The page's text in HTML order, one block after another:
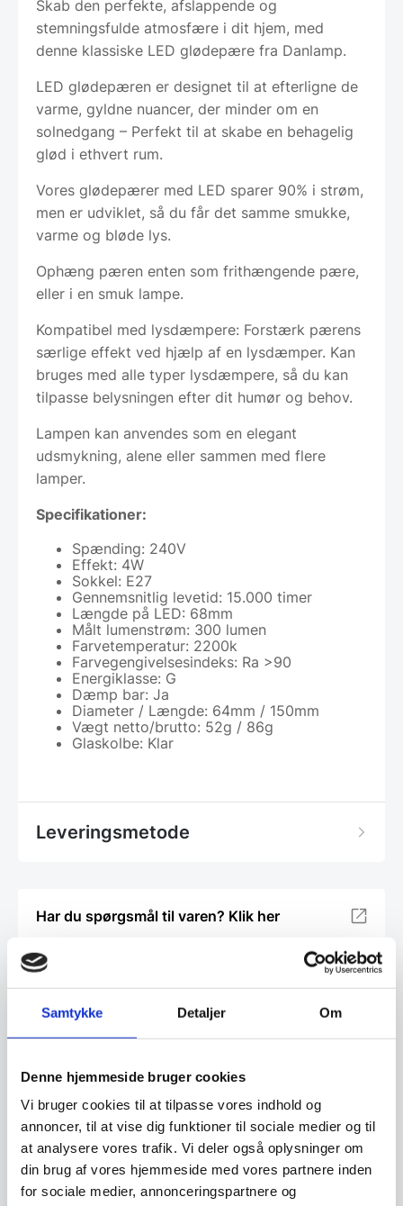
Samtykke Detaljer Om
Denne hjemmeside bruger cookies
Vi bruger cookies til at tilpasse vores indhold og
annoncer, til at vise dig funktioner til sociale medier og til
at analysere vores trafik. Vi deler også oplysninger om
din brug af vores hjemmeside med vores partnere inden
for sociale medier, annonceringspartnere og
Skab den perfekte, afslappende og
stemningsfulde atmosfære i dit hjem, med
denne klassiske LED glødepære fra Danlamp.
LED glødepæren er designet til at efterligne de
varme, gyldne nuancer, der minder om en
solnedgang – Perfekt til at skabe en behagelig
glød i ethvert rum.
Vores glødepærer med LED sparer 90% i strøm,
men er udviklet, så du får det samme smukke,
varme og bløde lys.
Ophæng pæren enten som frithængende pære,
eller i en smuk lampe.
Kompatibel med lysdæmpere: Forstærk pærens
særlige effekt ved hjælp af en lysdæmper. Kan
bruges med alle typer lysdæmpere, så du kan
tilpasse belysningen efter dit humør og behov.
Lampen kan anvendes som en elegant
udsmykning, alene eller sammen med flere
lamper.
Specifikationer:
Spænding: 240V
Effekt: 4W
Sokkel: E27
Gennemsnitlig levetid: 15.000 timer
Længde på LED: 68mm
Målt lumenstrøm: 300 lumen
Farvetemperatur: 2200k
Farvegengivelsesindeks: Ra >90
Energiklasse: G
Dæmp bar: Ja
Diameter / Længde: 64mm / 150mm
Vægt netto/brutto: 52g / 86g
Glaskolbe: Klar
Leveringsmetode
Har du spørgsmål til varen? Klik her
Vi prismatcher - Klik her
Relaterede varer